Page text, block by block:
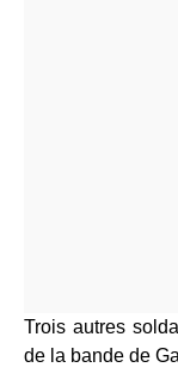
Trois autres
de la bande de